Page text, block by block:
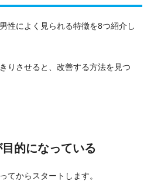
性によく見られる特徴を8つ紹介し
りさせると、改善する方法を見つ
的になっている
てからスタートします。